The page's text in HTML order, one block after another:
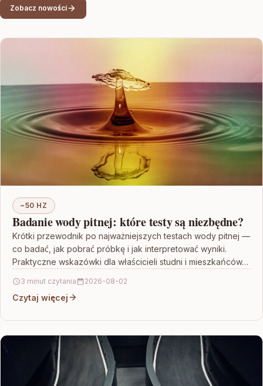
Zobacz nowości
~50 HZ
Badanie wody pitnej: które testy są niezbędne?
Krótki przewodnik po najważniejszych testach wody pitnej —
co badać, jak pobrać próbkę i jak interpretować wyniki.
Praktyczne wskazówki dla właścicieli studni i mieszkańców…
3 minut czytania 2026-08-02
Czytaj więcej